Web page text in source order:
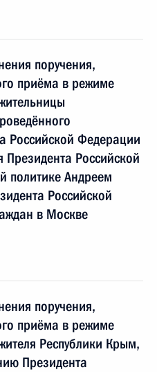
поручения,
приёма в режиме
Российской Федерации
Российской
политике Андреем
Российской
в Москве
поручения,
приёма в режиме
Республики Крым,
Президента